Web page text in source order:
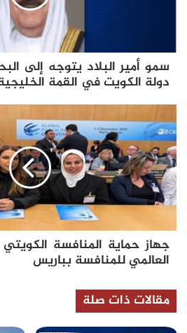
وفد
دولة
الكويت
القمة
الخليجية
سمو أمير البلاد يتوجه إلى
دولة الكويت في القمة
حماية
المنافسة
الكويتي
يشارك
في
المنتدى
للمنافسة
بباريس
جهاز حماية المنافسة
العالمي للمنافسة بباريس
مقالات ذات صلة